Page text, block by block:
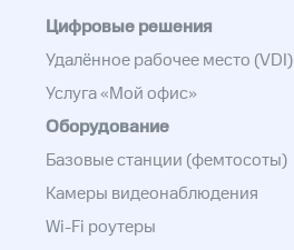
Цифровые решения
Удалённое рабочее место (VDI)
Услуга «Мой офис»
Оборудование
Базовые станции (фемтосоты)
Камеры видеонаблюдения
Wi-Fi роутеры